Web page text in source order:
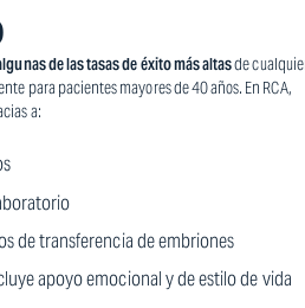
de las tasas de éxito más altasde
para pacientes mayores de 40 años. En RCA,
a:
de transferencia de embriones
apoyo emocional y de estilo de vida